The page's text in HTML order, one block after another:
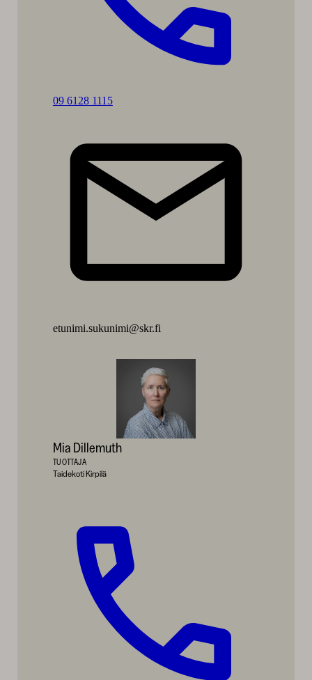
Soita:
09 6128 1115
etunimi.sukunimi@skr.fi
Mia Dillemuth
TUOTTAJA
Taidekoti Kirpilä